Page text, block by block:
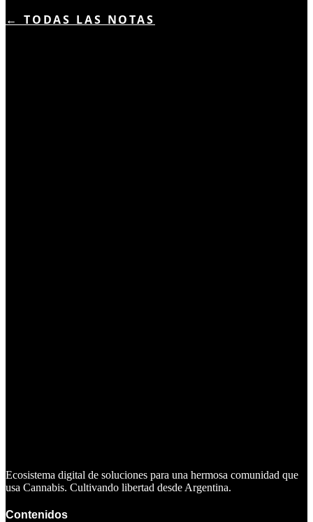
← TODAS LAS NOTAS
Ecosistema digital de soluciones para una hermosa comunidad que
usa Cannabis. Cultivando libertad desde Argentina.
Contenidos